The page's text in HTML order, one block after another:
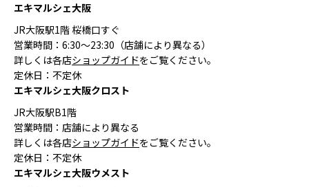
エキマルシェ大阪
JR大阪駅1階 桜橋口すぐ
営業時間：6:30〜23:30（店舗により異なる）
詳しくは各店ショップガイドをご覧ください。
定休日：不定休
エキマルシェ大阪クロスト
JR大阪駅B1階
営業時間：店舗により異なる
詳しくは各店ショップガイドをご覧ください。
定休日：不定休
エキマルシェ大阪ウメスト